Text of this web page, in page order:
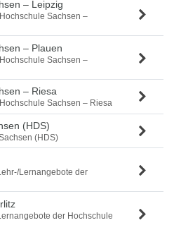
– Leipzig
Sachsen –
– Plauen
Sachsen –
– Riesa
Sachsen – Riesa
(HDS)
(HDS)
Lernangebote der
der Hochschule